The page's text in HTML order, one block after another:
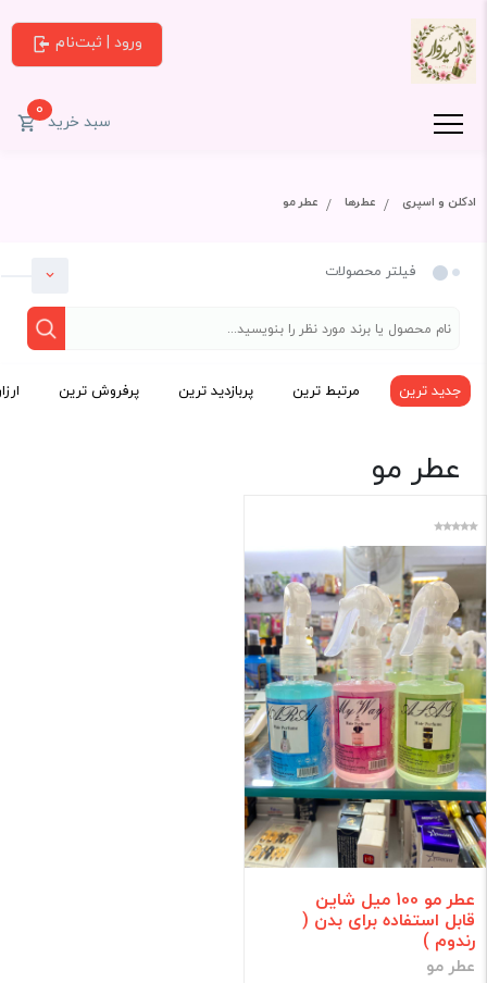
ورود | ثبت‌نام
سبد خرید0
ادکلن و اسپری عطرها عطر مو
فیلتر محصولات
دسته بندی
ادکلن و اسپری
برند
فقط کالاهای موجود
فیلتر براساس قیمت :
قیمت:0 - 66,000
فیلتر
جدید ترین مرتبط ترین پربازدید ترین پرفروش ترین
عطر مو
عطر مو 100 میل شاین
قابل استفاده برای بدن (
رندوم )
عطر مو